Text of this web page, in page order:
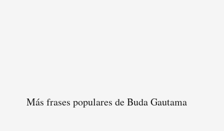
Más frases populares de Buda Gautama